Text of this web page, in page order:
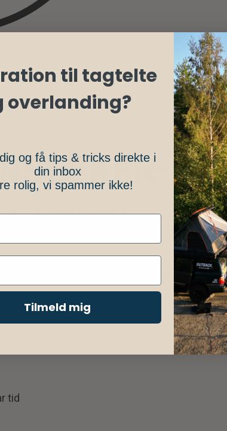
06
tagtelte, markiser og lækkert overland udstyr.
tid
til tagtelte
overlanding?
og få tips & tricks direkte i
din inbox
rolig, vi spammer ikke!
Tilmeld mig